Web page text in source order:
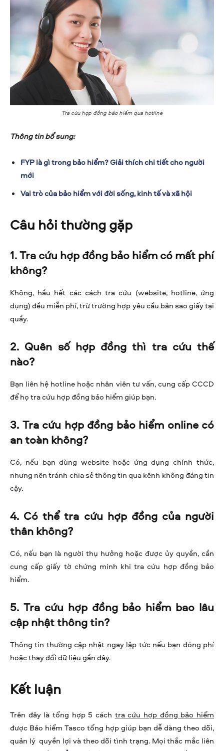
Tra cứu hợp đồng bảo hiểm qua hotline
Thông tin bổ sung:
FYP là gì trong bảo hiểm? Giải thích chi tiết cho người
mới
Vai trò của bảo hiểm với đời sống, kinh tế và xã hội
Câu hỏi thường gặp
1. Tra cứu hợp đồng bảo hiểm có mất phí
không?
Không, hầu hết các cách tra cứu (website, hotline, ứng
dụng) đều miễn phí, trừ trường hợp yêu cầu bản sao giấy tại
quầy.
2. Quên số hợp đồng thì tra cứu thế
nào?
Bạn liên hệ hotline hoặc nhân viên tư vấn, cung cấp CCCD
để họ tra cứu hợp đồng bảo hiểm giúp bạn.
3. Tra cứu hợp đồng bảo hiểm online có
an toàn không?
Có, nếu bạn dùng website hoặc ứng dụng chính thức,
nhưng nên tránh chia sẻ thông tin qua kênh không đáng tin
cậy.
4. Có thể tra cứu hợp đồng của người
thân không?
Có, nếu bạn là người thụ hưởng hoặc được ủy quyền, cần
cung cấp giấy tờ chứng minh khi tra cứu hợp đồng bảo
hiểm.
5. Tra cứu hợp đồng bảo hiểm bao lâu
cập nhật thông tin?
Thông tin thường cập nhật ngay lập tức nếu bạn đóng phí
hoặc thay đổi dữ liệu gần đây.
Kết luận
Trên đây là tổng hợp 5 cách tra cứu hợp đồng bảo hiểm
được Bảo hiểm Tasco tổng hợp giúp bạn dễ dàng theo dõi,
quản lý quyền lợi và theo dõi tình trạng. Mọi thắc mắc liên